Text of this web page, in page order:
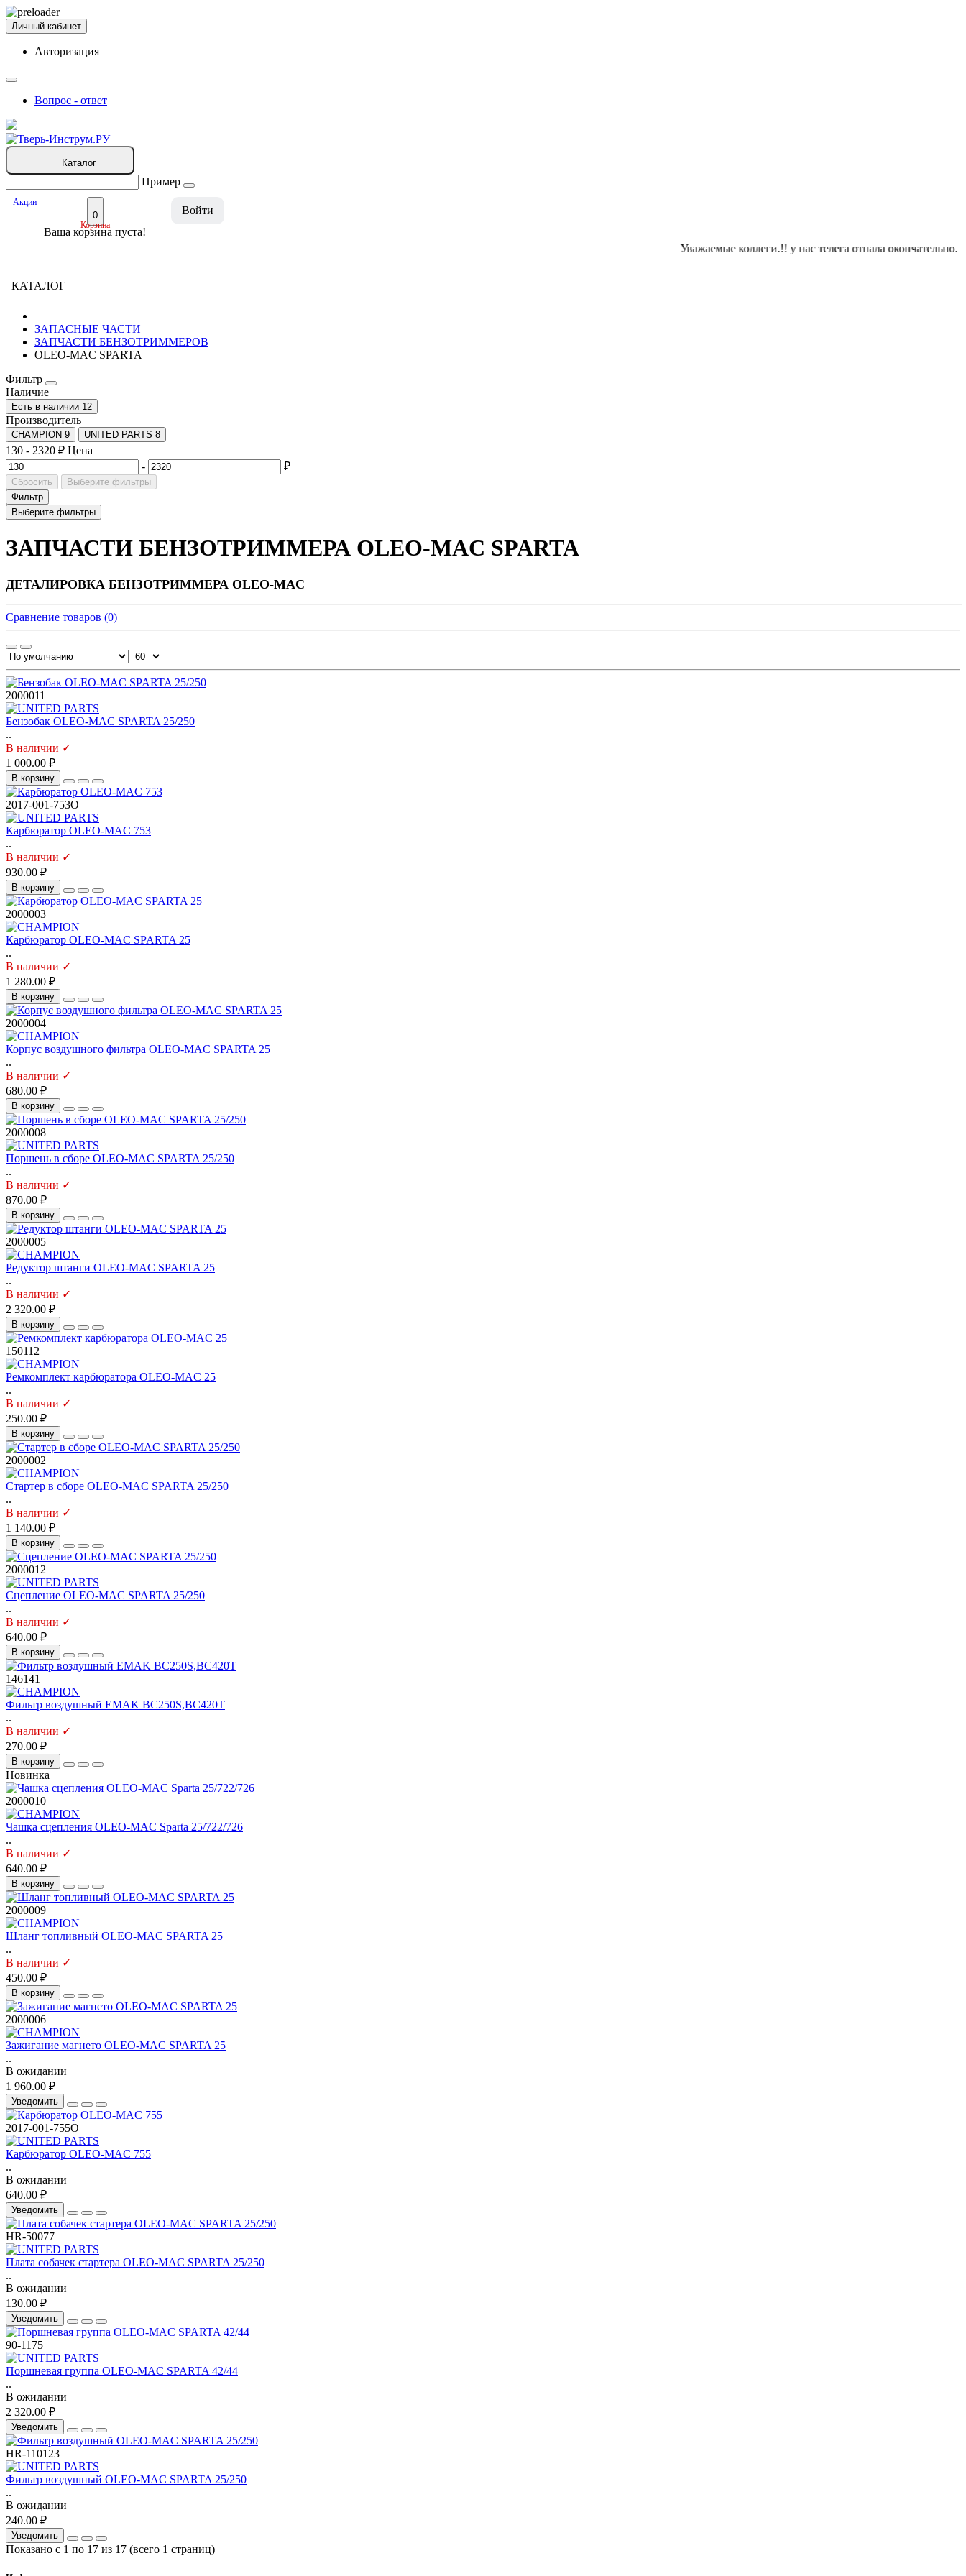
Личный кабинет
Авторизация
Вопрос - ответ
Каталог
Пример
Акции
0
Ваша корзина пуста!
Корзина
Войти
Уважаемые коллеги.!! у нас телега отпала окончательно. тем
КАТАЛОГ
ЗАПАСНЫЕ ЧАСТИ
ЗАПЧАСТИ БЕНЗОТРИММЕРОВ
OLEO-MAC SPARTA
Фильтр
Наличие
Есть в наличии 12
Производитель
CHAMPION 9 UNITED PARTS 8
130 - 2320 ₽ Цена
-
₽
Сбросить
Выберите фильтры
Фильтр
Выберите фильтры
ЗАПЧАСТИ БЕНЗОТРИММЕРА OLEO-MAC SPARTA
ДЕТАЛИРОВКА БЕНЗОТРИММЕРА OLEO-MAC
Сравнение товаров (0)
2000011
Бензобак OLEO-MAC SPARTA 25/250
..
В наличии ✓
1 000.00 ₽
В корзину
2017-001-753O
Карбюратор OLEO-MAC 753
..
В наличии ✓
930.00 ₽
В корзину
2000003
Карбюратор OLEO-MAC SPARTA 25
..
В наличии ✓
1 280.00 ₽
В корзину
2000004
Корпус воздушного фильтра OLEO-MAC SPARTA 25
..
В наличии ✓
680.00 ₽
В корзину
2000008
Поршень в сборе OLEO-MAC SPARTA 25/250
..
В наличии ✓
870.00 ₽
В корзину
2000005
Редуктор штанги OLEO-MAC SPARTA 25
..
В наличии ✓
2 320.00 ₽
В корзину
150112
Ремкомплект карбюратора OLEO-MAC 25
..
В наличии ✓
250.00 ₽
В корзину
2000002
Стартер в сборе OLEO-MAC SPARTA 25/250
..
В наличии ✓
1 140.00 ₽
В корзину
2000012
Сцепление OLEO-MAC SPARTA 25/250
..
В наличии ✓
640.00 ₽
В корзину
146141
Фильтр воздушный EMAK BC250S,ВС420Т
..
В наличии ✓
270.00 ₽
В корзину
Новинка
2000010
Чашка сцепления OLEO-MAC Sparta 25/722/726
..
В наличии ✓
640.00 ₽
В корзину
2000009
Шланг топливный OLEO-MAC SPARTA 25
..
В наличии ✓
450.00 ₽
В корзину
2000006
Зажигание магнето OLEO-MAC SPARTA 25
..
В ожидании
1 960.00 ₽
Уведомить
2017-001-755O
Карбюратор OLEO-MAC 755
..
В ожидании
640.00 ₽
Уведомить
HR-50077
Плата собачек стартера OLEO-MAC SPARTA 25/250
..
В ожидании
130.00 ₽
Уведомить
90-1175
Поршневая группа OLEO-MAC SPARTA 42/44
..
В ожидании
2 320.00 ₽
Уведомить
HR-110123
Фильтр воздушный OLEO-MAC SPARTA 25/250
..
В ожидании
240.00 ₽
Уведомить
Показано с 1 по 17 из 17 (всего 1 страниц)